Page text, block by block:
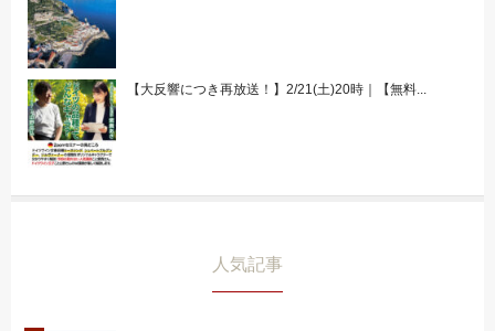
【大反響につき再放送！】2/21(土)20時｜【無料...
人気記事